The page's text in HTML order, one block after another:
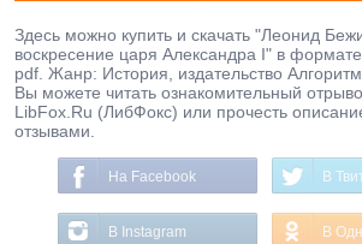
Здесь можно купить и скачать "Леонид
воскресение царя Александра I" в
pdf. Жанр: История, издательство
Вы можете читать ознакомительный
LibFox.Ru (ЛибФокс) или прочесть
отзывами.
На Facebook В
В Instagram В